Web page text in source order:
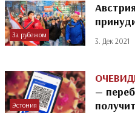
За рубежом
3. Дек 2021
Эстония
—